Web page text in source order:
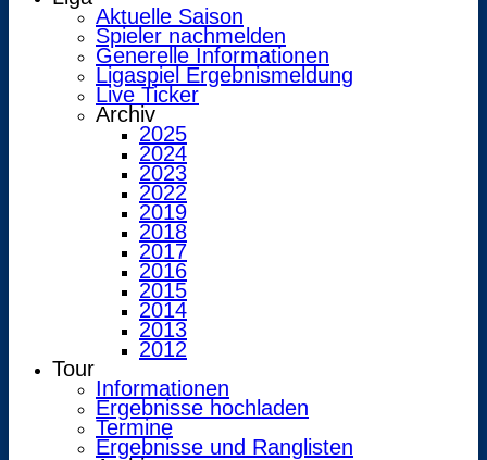
Aktuelle Saison
Spieler nachmelden
Generelle Informationen
Ligaspiel Ergebnismeldung
Live Ticker
Archiv
2025
2024
2023
2022
2019
2018
2017
2016
2015
2014
2013
2012
Tour
Informationen
Ergebnisse hochladen
Termine
Ergebnisse und Ranglisten